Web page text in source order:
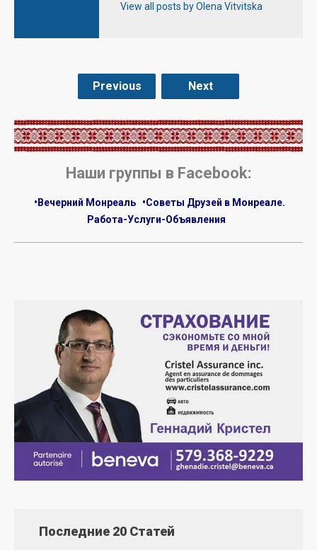
View all posts by Olena Vitvitska
Previous Next
.
Наши группы в Facebook:
•Вечерний Монреаль
•Советы Друзей в Монреале.
Работа-Услуги-Объявления
Последние 20 Статей